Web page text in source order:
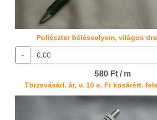
Poliészter bélésselyem, világos
-
580 Ft / m
Törzsvásárl. ár, v. 10 e. Ft kosárért.